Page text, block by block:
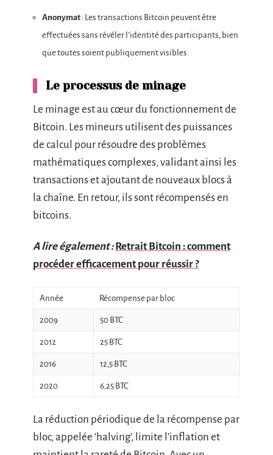
Anonymat : Les transactions Bitcoin peuvent être
effectuées sans révéler l’identité des participants, bien
que toutes soient publiquement visibles.
Le processus de minage
Le minage est au cœur du fonctionnement de
Bitcoin. Les mineurs utilisent des puissances
de calcul pour résoudre des problèmes
mathématiques complexes, validant ainsi les
transactions et ajoutant de nouveaux blocs à
la chaîne. En retour, ils sont récompensés en
bitcoins.
A lire également : Retrait Bitcoin : comment
procéder efficacement pour réussir ?
Année Récompense par bloc
2009 50 BTC
2012 25 BTC
2016 12,5 BTC
2020 6,25 BTC
La réduction périodique de la récompense par
bloc, appelée ‘halving’, limite l’inflation et